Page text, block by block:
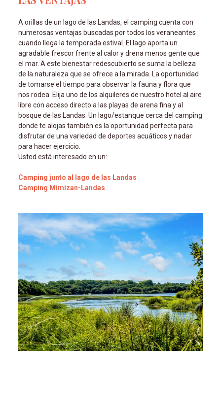
A orillas de un lago de las Landas, el camping cuenta con
numerosas ventajas buscadas por todos los veraneantes
cuando llega la temporada estival. El lago aporta un
agradable frescor frente al calor y drena menos gente que
el mar. A este bienestar redescubierto se suma la belleza
de la naturaleza que se ofrece a la mirada. La oportunidad
de tomarse el tiempo para observar la fauna y flora que
nos rodea. Elija uno de los alquileres de nuestro hotel al aire
libre con acceso directo a las playas de arena fina y al
bosque de las Landas. Un lago/estanque cerca del camping
donde te alojas también es la oportunidad perfecta para
disfrutar de una variedad de deportes acuáticos y nadar
para hacer ejercicio.
Usted está interesado en un:
Camping junto al lago de las Landas
Camping Mimizan-Landas